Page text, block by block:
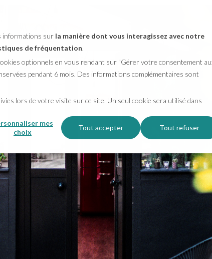
informations sur la manière dont vous interagissez avec notre
de fréquentation.
optionnels en vous rendant sur "Gérer votre consentement
pendant 6 mois. Des informations complémentaires sont
lors de votre visite sur ce site. Un seul cookie sera utilisé dans
mes
choix
Tout accepter Tout refuser